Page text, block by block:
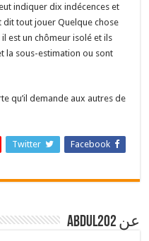
indiquer dix indécences et
dit tout jouer Quelque chose
est un chômeur isolé et ils
la sous-estimation ou sont
qu’il demande aux autres de
Facebook
Twitter
عن abdul202